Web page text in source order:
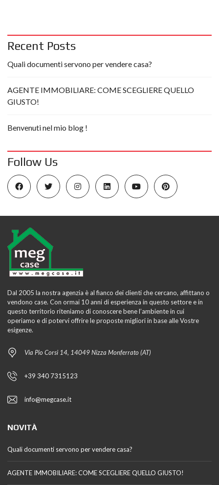
Recent Posts
Quali documenti servono per vendere casa?
AGENTE IMMOBILIARE: COME SCEGLIERE QUELLO
GIUSTO!
Benvenuti nel mio blog !
Follow Us
Dal 2005 la nostra agenzia è al fianco dei clienti che cercano, affittano o
vendono case. Con ormai 10 anni di esperienza in questo settore e in
questo territorio riteniamo di conoscere bene l’ambiente in cui
operiamo e di potervi offrire le proposte migliori in base alle Vostre
esigenze.
Via Pio Corsi 14, 14049 Nizza Monferrato (AT)
+39 340 7315123
info@megcase.it
NOVITÀ
Quali documenti servono per vendere casa?
AGENTE IMMOBILIARE: COME SCEGLIERE QUELLO GIUSTO!